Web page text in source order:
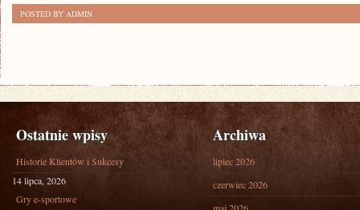
POSTED BY ADMIN
Ostatnie wpisy
Historie Klientów i Sukcesy
14 lipca, 2026
Gry e-sportowe
Archiwa
lipiec 2026
czerwiec 2026